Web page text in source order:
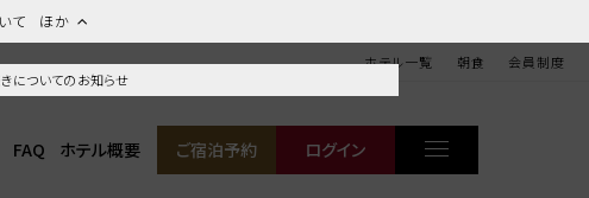
いて ほか
についてのお知らせ
ホテル一覧 朝食 会員制度
FAQ ホテル概要 ご宿泊予約 ログイン